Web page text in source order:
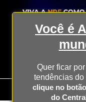
Você é
Quer ficar
tendências
clique no
do